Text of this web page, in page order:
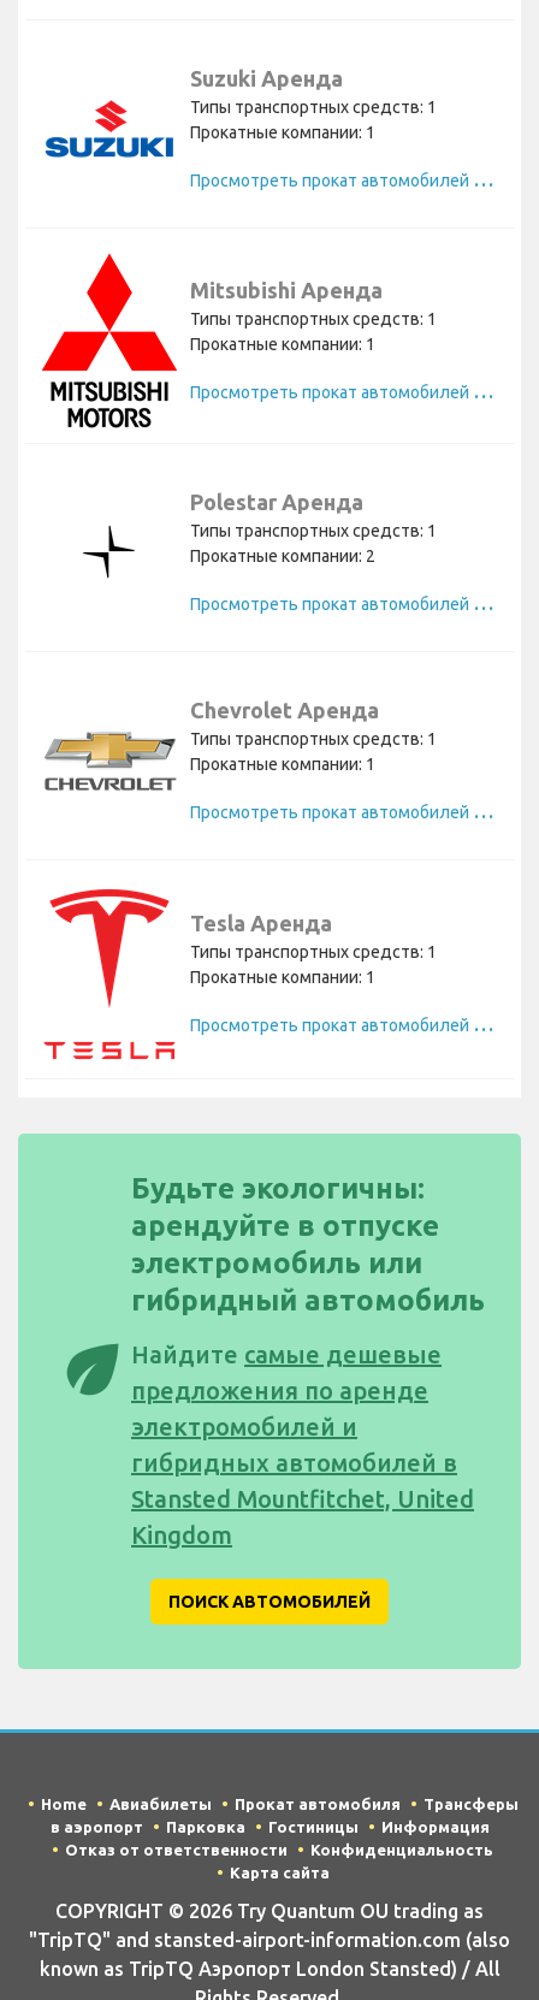
Suzuki Аренда
Типы транспортных средств: 1
Прокатные компании: 1
П
росмотреть прокат автомобилей Suzuki
Mitsubishi Аренда
Типы транспортных средств: 1
Прокатные компании: 1
П
росмотреть прокат автомобилей Mitsubishi
Polestar Аренда
Типы транспортных средств: 1
Прокатные компании: 2
П
росмотреть прокат автомобилей Polestar
Chevrolet Аренда
Типы транспортных средств: 1
Прокатные компании: 1
П
росмотреть прокат автомобилей Chevrolet
Tesla Аренда
Типы транспортных средств: 1
Прокатные компании: 1
П
росмотреть прокат автомобилей Tesla
eco
Будьте экологичны:
арендуйте в отпуске
электромобиль или
гибридный автомобиль
Найдите самые дешевые
предложения по аренде
электромобилей и
гибридных автомобилей в
Stansted Mountfitchet, United
Kingdom
ПОИСК АВТОМОБИЛЕЙ
Home Авиабилеты Прокат автомобиля
Трансферы
в аэропорт
Парковка Гостиницы
Информация
Отказ от ответственности
Конфиденциальность
Карта сайта
COPYRIGHT © 2026 Try Quantum OU trading as
"TripTQ" and stansted-airport-information.com (also
known as TripTQ Аэропорт London Stansted) / All